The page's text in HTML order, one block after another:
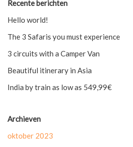
Recente berichten
Hello world!
The 3 Safaris you must experience
3 circuits with a Camper Van
Beautiful itinerary in Asia
India by train as low as 549,99€
Archieven
oktober 2023